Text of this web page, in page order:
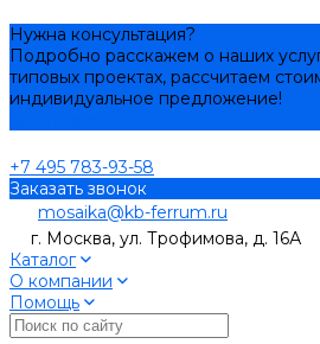
Нужна консультация?
Подробно расскажем о наших
типовых проектах, рассчитаем
индивидуальное предложение!
+7 495 783-93-58
Заказать звонок
mosaika@kb-ferrum.ru
г. Москва, ул. Трофимова, д. 16А
Каталог
О компании
Помощь